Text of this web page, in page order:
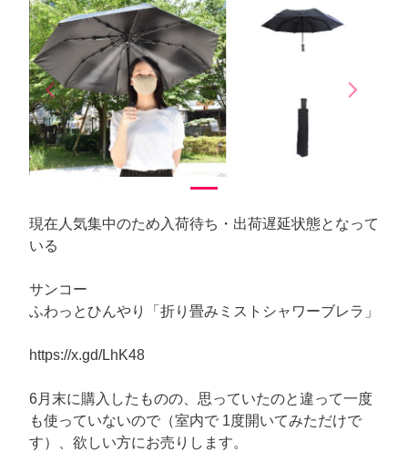
arrow_back_iosPrevious arrow_forward_iosNext
現在人気集中のため入荷待ち・出荷遅延状態となって
いる
サンコー
ふわっとひんやり「折り畳みミストシャワーブレラ」
https://x.gd/LhK48
6月末に購入したものの、思っていたのと違って一度
も使っていないので（室内で 1度開いてみただけで
す）、欲しい方にお売りします。